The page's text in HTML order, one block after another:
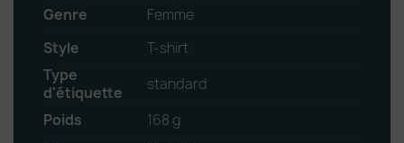
Genre
Femme
Style
T-shirt
Type
d'étiquette
standard
Poids
168 g